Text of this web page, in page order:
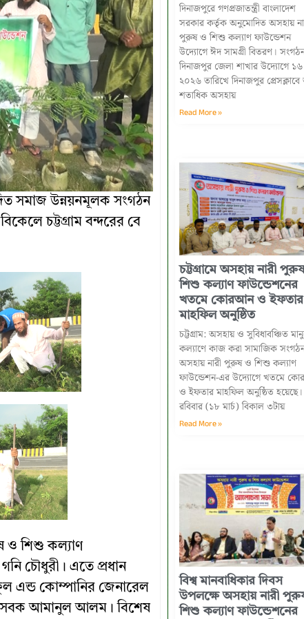
সমাজ উন্নয়নমূলক সংগঠন
চট্টগ্রাম বন্দরের বে
ও শিশু কল্যাণ
চৌধুরী। এতে প্রধান
এন্ড কোম্পানির জেনারেল
আমানুল আলম। বিশেষ
দিনাজপুরে গণপ্রজাতন্ত্রী বাংলাদেশ
সরকার কর্তৃক অনুমোদিত অসহায়
পুরুষ ও শিশু কল্যাণ ফাউন্ডেশন
উদ্যোগে ঈদ সামগ্রী বিতরণ।
দিনাজপুর জেলা শাখার উদ্যোগে ১৬
২০২৬ তারিখে দিনাজপুর প্রেসক্লাবে
শতাধিক অসহায়
Read More »
‎চট্টগ্রামে অসহায় নারী
শিশু কল্যাণ ফাউন্ডেশনের
খতমে কোরআন ও ইফতার
মাহফিল অনুষ্ঠিত ‎
চট্টগ্রাম: অসহায় ও সুবিধাবঞ্চিত
কল্যাণে কাজ করা সামাজিক
অসহায় নারী পুরুষ ও শিশু কল্যাণ
ফাউন্ডেশন-এর উদ্যোগে খতমে
ও ইফতার মাহফিল অনুষ্ঠিত হয়েছে।
‎রবিবার (১৮ মার্চ) বিকাল ৩টায়
Read More »
বিশ্ব মানবাধিকার দিবস
উপলক্ষে অসহায় নারী
শিশু কল্যাণ ফাউন্ডেশনের